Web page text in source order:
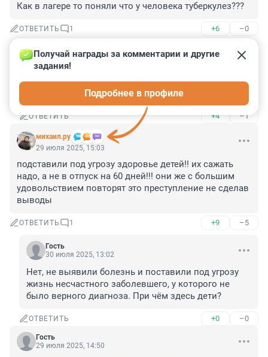
Как в лагере то поняли что у человека туберкулез???
ОТВЕТИТЬ 1 +6 –0
280303529
29 июля 2025, 15:29
Писали, что он обратился с жалобами на
ОТВЕТИТЬ +4 –1
михаил.ру
Получай награды за комментарии и другие
задания!
Подробнее в профиле
29 июля 2025, 15:03
подставили под угрозу здоровье детей!! их сажать
надо, а не в отпуск на 60 дней!!! они же с большим
удовольствием повторят это преступление не сделав
выводы
ОТВЕТИТЬ 1 +9 –5
Гость
30 июля 2025, 13:02
Нет, не выявили болезнь и поставили под угрозу
жизнь несчастного заболевшего, у которого не
было верного диагноза. При чём здесь дети?
ОТВЕТИТЬ +0 –0
Гость
29 июля 2025, 14:50